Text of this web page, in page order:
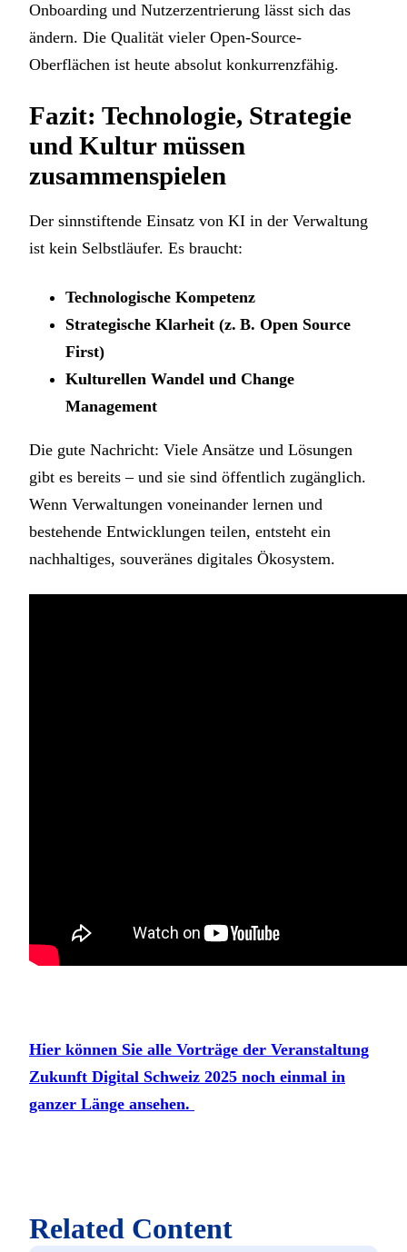
Onboarding und Nutzerzentrierung lässt sich das
ändern. Die Qualität vieler Open-Source-
Oberflächen ist heute absolut konkurrenzfähig.
Fazit: Technologie, Strategie
und Kultur müssen
zusammenspielen
Der sinnstiftende Einsatz von KI in der Verwaltung
ist kein Selbstläufer. Es braucht:
Technologische Kompetenz
Strategische Klarheit (z. B. Open Source
First)
Kulturellen Wandel und Change
Management
Die gute Nachricht: Viele Ansätze und Lösungen
gibt es bereits – und sie sind öffentlich zugänglich.
Wenn Verwaltungen voneinander lernen und
bestehende Entwicklungen teilen, entsteht ein
nachhaltiges, souveränes digitales Ökosystem.
Hier können Sie alle Vorträge der Veranstaltung
Zukunft Digital Schweiz 2025 noch einmal in
ganzer Länge ansehen.
Related Content